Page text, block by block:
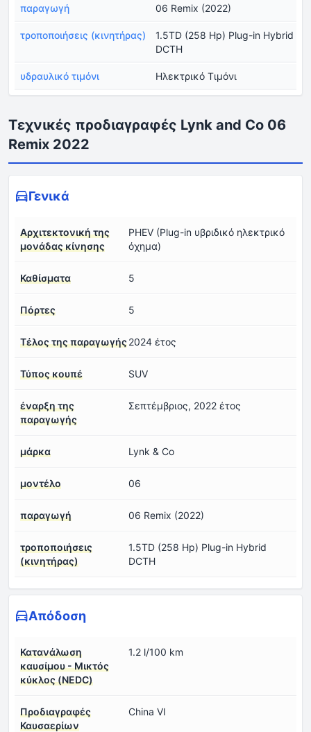
παραγωγή 06 Remix (2022)
τροποποιήσεις (κινητήρας)
1.5TD (258 Hp) Plug-in Hybrid
DCTH
υδραυλικό τιμόνι Ηλεκτρικό Τιμόνι
Τεχνικές προδιαγραφές Lynk and Co 06
Remix 2022
Γενικά
Αρχιτεκτονική της
μονάδας κίνησης
PHEV (Plug-in υβριδικό ηλεκτρικό
όχημα)
Καθίσματα 5
Πόρτες 5
Τέλος της παραγωγής2024 έτος
Τύπος κουπέ SUV
έναρξη της
παραγωγής
Σεπτέμβριος, 2022 έτος
μάρκα Lynk & Co
μοντέλο 06
παραγωγή 06 Remix (2022)
τροποποιήσεις
(κινητήρας)
1.5TD (258 Hp) Plug-in Hybrid
DCTH
Απόδοση
Κατανάλωση
καυσίμου - Μικτός
κύκλος (NEDC)
1.2 l/100 km
Προδιαγραφές
Καυσαερίων
China VI